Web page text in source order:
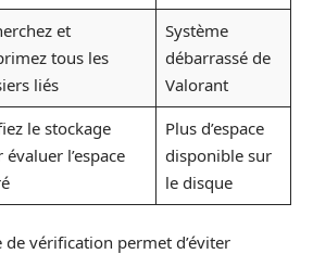
et
tous les
liés
Système
débarrassé de
Valorant
le stockage
évaluer l’espace
Plus d’espace
disponible sur
le disque
vérification permet d’éviter